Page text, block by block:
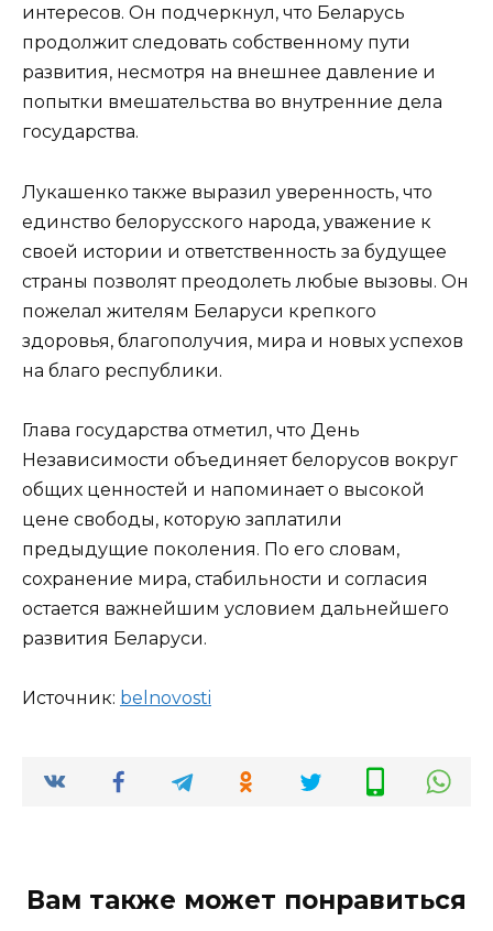
интересов. Он подчеркнул, что Беларусь
продолжит следовать собственному пути
развития, несмотря на внешнее давление и
попытки вмешательства во внутренние дела
государства.
Лукашенко также выразил уверенность, что
единство белорусского народа, уважение к
своей истории и ответственность за будущее
страны позволят преодолеть любые вызовы. Он
пожелал жителям Беларуси крепкого
здоровья, благополучия, мира и новых успехов
на благо республики.
Глава государства отметил, что День
Независимости объединяет белорусов вокруг
общих ценностей и напоминает о высокой
цене свободы, которую заплатили
предыдущие поколения. По его словам,
сохранение мира, стабильности и согласия
остается важнейшим условием дальнейшего
развития Беларуси.
Источник: bel­novosti
Вам также может понравиться